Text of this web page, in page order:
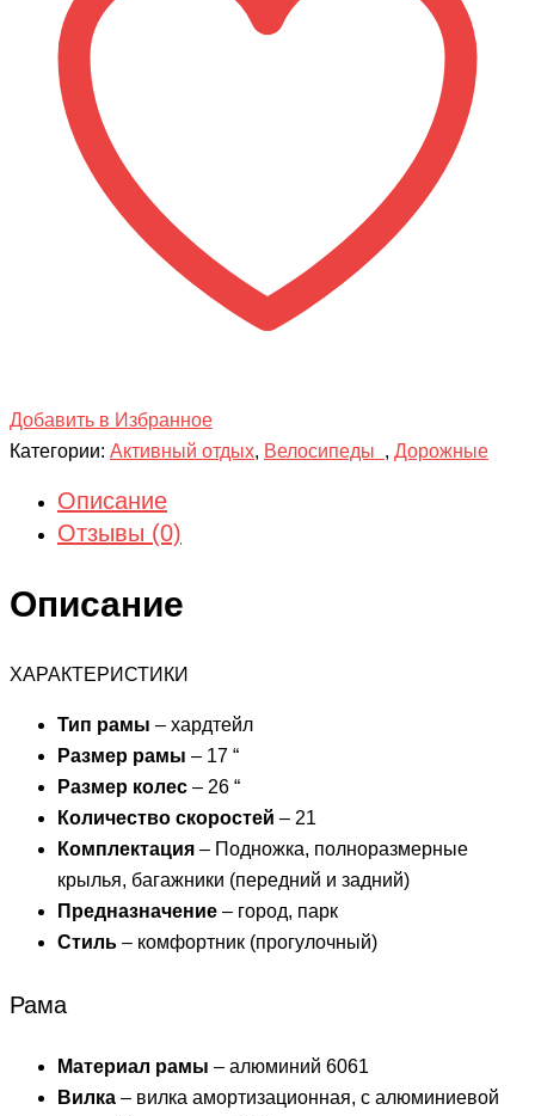
VELVET
Добавить в Избранное
Категории: Активный отдых, Велосипеды , Дорожные
Описание
Отзывы (0)
Описание
ХАРАКТЕРИСТИКИ
Тип рамы – хардтейл
Размер рамы – 17 “
Размер колес – 26 “
Количество скоростей – 21
Комплектация – Подножка, полноразмерные
крылья, багажники (передний и задний)
Предназначение – город, парк
Стиль – комфортник (прогулочный)
Рама
Материал рамы – алюминий 6061
Вилка – вилка амортизационная, с алюминиевой